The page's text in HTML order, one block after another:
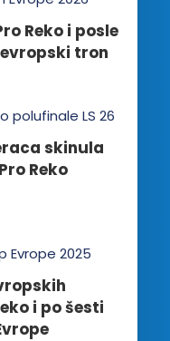
Reko i posle
tron
skinula
Reko
i po šesti